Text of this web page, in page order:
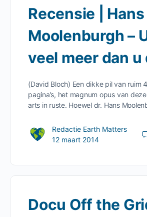
Recensie | Hans
Moolenburgh –
veel meer dan
(David Bloch) Een dikke pil van ruim
pagina’s, het magnum opus van
arts in ruste. Hoewel dr. Hans
Redactie Earth Matters
12 maart 2014
Docu Off the